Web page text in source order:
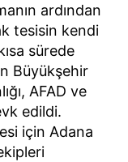
ardından
tesisin kendi
sürede
Büyükşehir
AFAD ve
edildi.
için Adana